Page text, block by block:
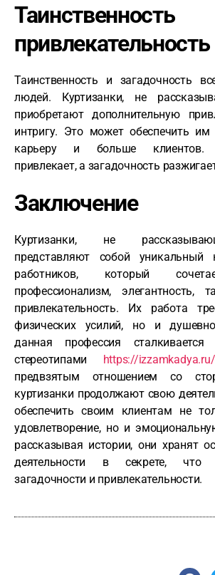
привлекательность
Таинственность и загадочность
людей. Куртизанки, не
приобретают дополнительную
интригу. Это может обеспечить
карьеру и больше клиентов.
привлекает, а загадочность
Заключение
Куртизанки, не
представляют собой уникальный
работников, который
профессионализм, элегантность,
привлекательность. Их работа
физических усилий, но и
данная профессия
стереотипами https://
предвзятым отношением со
куртизанки продолжают свою
обеспечить своим клиентам не
удовлетворение, но и
рассказывая истории, они хранят
деятельности в секрете, что
загадочности и привлекательности.